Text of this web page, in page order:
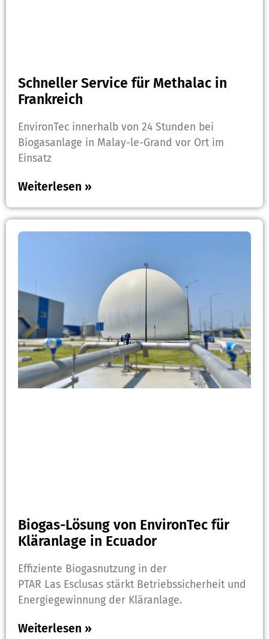
Schneller Service für Methalac in
Frankreich
EnvironTec innerhalb von 24 Stunden bei
Biogasanlage in Malay-le-Grand vor Ort im
Einsatz
Weiterlesen »
Biogas-Lösung von EnvironTec für
Kläranlage in Ecuador
Effiziente Biogasnutzung in der
PTAR Las Esclusas stärkt Betriebssicherheit und
Energiegewinnung der Kläranlage.
Weiterlesen »